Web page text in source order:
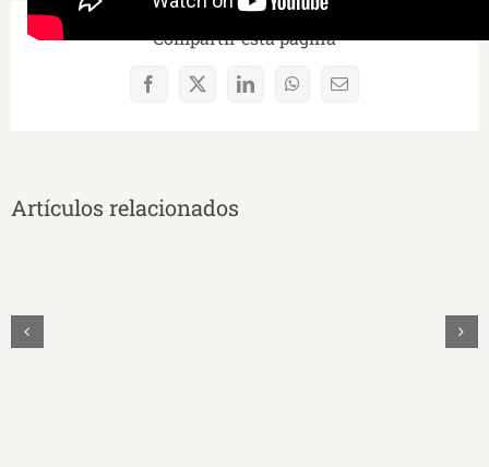
Compartir esta página
Facebook
X LinkedInWhatsAppCorreo
Artículos relacionados